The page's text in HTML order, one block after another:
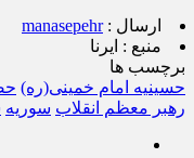
ارسال :manasepehr
منبع : ایرنا
برچسب ها
حسینیه امام خمینی(ره)
رهبر معظم انقلاب سوریه